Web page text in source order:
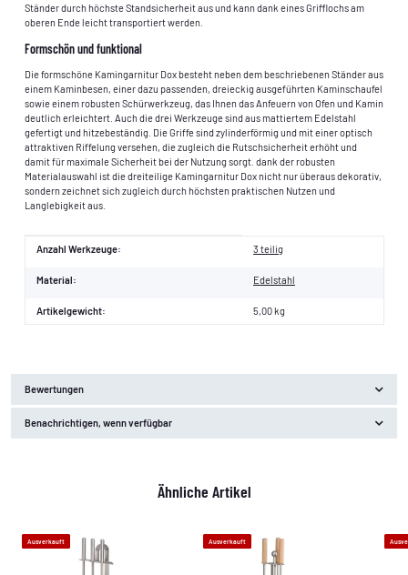
Ständer durch höchste Standsicherheit aus und kann dank eines Grifflochs am
oberen Ende leicht transportiert werden.
Formschön und funktional
Die formschöne Kamingarnitur Dox besteht neben dem beschriebenen Ständer aus
einem Kaminbesen, einer dazu passenden, dreieckig ausgeführten Kaminschaufel
sowie einem robusten Schürwerkzeug, das Ihnen das Anfeuern von Ofen und Kamin
deutlich erleichtert. Auch die drei Werkzeuge sind aus mattiertem Edelstahl
gefertigt und hitzebeständig. Die Griffe sind zylinderförmig und mit einer optisch
attraktiven Riffelung versehen, die zugleich die Rutschsicherheit erhöht und
damit für maximale Sicherheit bei der Nutzung sorgt. dank der robusten
Materialauswahl ist die dreiteilige Kamingarnitur Dox nicht nur überaus dekorativ,
sondern zeichnet sich zugleich durch höchsten praktischen Nutzen und
Langlebigkeit aus.
Produkteigenschaft
Wert
Anzahl Werkzeuge: 3 teilig
Material: Edelstahl
Artikelgewicht: 5,00kg
Bewertungen
Benachrichtigen, wenn verfügbar
Ähnliche Artikel
Ausverkauft Ausverkauft